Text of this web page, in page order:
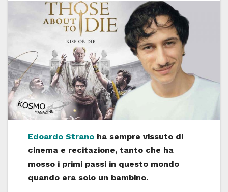
Edoardo Strano ha sempre vissuto di
cinema e recitazione, tanto che ha
mosso i primi passi in questo mondo
quando era solo un bambino.